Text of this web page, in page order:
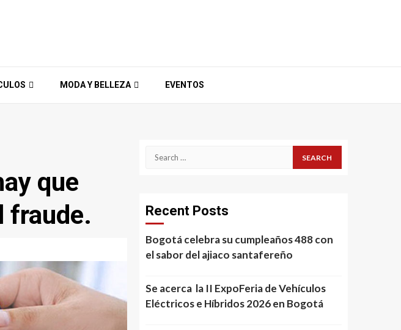
MODA Y BELLEZA EVENTOS
que
fraude.
Search
Recent Posts
Bogotá celebra su cumpleaños 488 con
el sabor del ajiaco santafereño
Se acerca la II ExpoFeria de Vehículos
Eléctricos e Híbridos 2026 en Bogotá